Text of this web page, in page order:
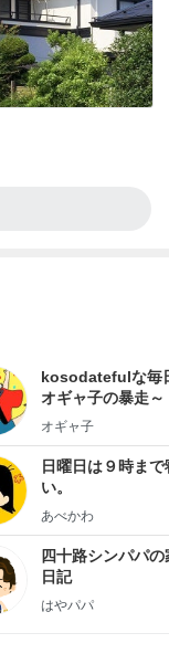
kosodatefulな毎
オギャ子の暴走～
オギャ子
日曜日は９時まで
い。
あべかわ
四十路シンパパの
日記
はやパパ